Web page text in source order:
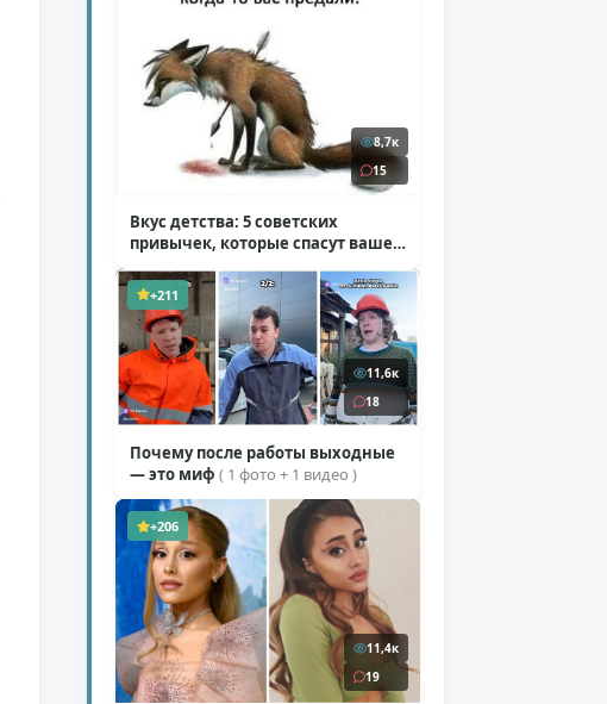
8,7к
15
Вкус детства: 5 советских
привычек, которые спасут ваше
+211
11,6к
18
Почему после работы выходные
— это миф ( 1 фото + 1 видео )
+206
11,4к
19